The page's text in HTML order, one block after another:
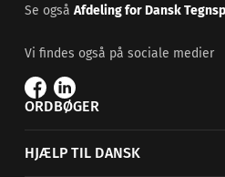
Se også Afdeling for Dansk
Vi findes også på sociale medier
ORDBØGER
HJÆLP TIL DANSK